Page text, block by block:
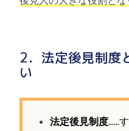
2．法定後見制度
い
法定後見制度……